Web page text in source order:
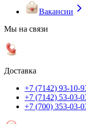
Вакансии
Мы на связи
Доставка
+7 (7142) 93-10-
+7 (7142) 53-03-
+7 (700) 353-03-